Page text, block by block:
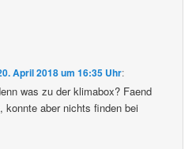
April 2018 um 16:35 Uhr:
was zu der klimabox? Faend
konnte aber nichts finden bei